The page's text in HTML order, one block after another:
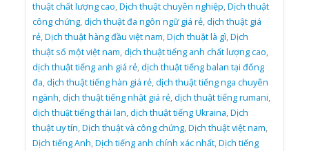
thuật chất lượng cao,Dịch thuật chuyên nghiệp,Dịch thuật
công chứng,dịch thuật đa ngôn ngữ giá rẻ,dịch thuật giá
rẻ,Dịch thuật hàng đầu việt nam,Dịch thuật là gì,Dịch
thuật số một việt nam,dịch thuật tiếng anh chất lượng cao,
dịch thuật tiếng anh giá rẻ,dịch thuật tiếng balan tại đống
đa,dịch thuật tiếng hàn giá rẻ,dịch thuật tiếng nga chuyên
ngành,dịch thuật tiếng nhật giá rẻ,dịch thuật tiếng rumani,
dịch thuật tiếng thái lan,dịch thuật tiếng Ukraina,Dịch
thuật uy tín,Dịch thuật và công chứng,Dịch thuật việt nam,
Dịch tiếng Anh,Dịch tiếng anh chính xác nhất,Dịch tiếng